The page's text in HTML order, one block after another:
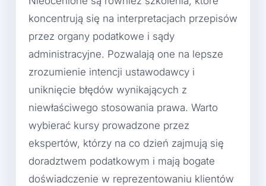
koncentrują się na interpretacjach przepisów
przez organy podatkowe i sądy
administracyjne. Pozwalają one na lepsze
zrozumienie intencji ustawodawcy i
uniknięcie błędów wynikających z
niewłaściwego stosowania prawa. Warto
wybierać kursy prowadzone przez
ekspertów, którzy na co dzień zajmują się
doradztwem podatkowym i mają bogate
doświadczenie w reprezentowaniu klientów